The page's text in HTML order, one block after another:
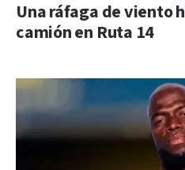
Una ráfaga de viento
camión en Ruta 14